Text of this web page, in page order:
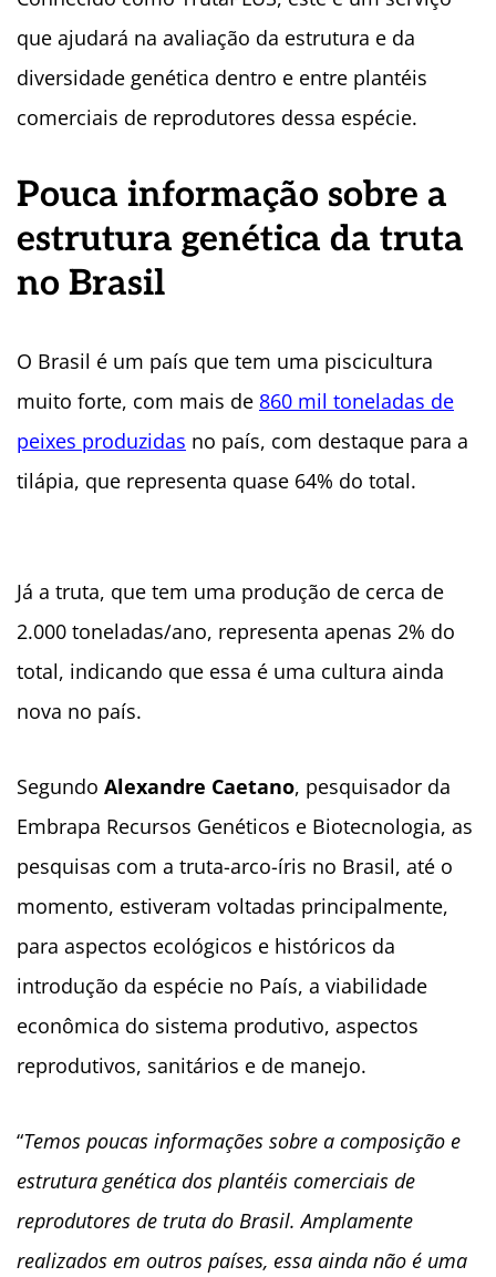
que ajudará na avaliação da estrutura e da
diversidade genética dentro e entre plantéis
comerciais de reprodutores dessa espécie.
Pouca informação sobre a
estrutura genética da truta
no Brasil
O Brasil é um país que tem uma piscicultura
muito forte, com mais de 860 mil toneladas de
peixes produzidas no país, com destaque para a
tilápia, que representa quase 64% do total.
Já a truta, que tem uma produção de cerca de
2.000 toneladas/ano, representa apenas 2% do
total, indicando que essa é uma cultura ainda
nova no país.
Segundo Alexandre Caetano, pesquisador da
Embrapa Recursos Genéticos e Biotecnologia, as
pesquisas com a truta-arco-íris no Brasil, até o
momento, estiveram voltadas principalmente,
para aspectos ecológicos e históricos da
introdução da espécie no País, a viabilidade
econômica do sistema produtivo, aspectos
reprodutivos, sanitários e de manejo.
“Temos poucas informações sobre a composição e
estrutura genética dos plantéis comerciais de
reprodutores de truta do Brasil. Amplamente
realizados em outros países, essa ainda não é uma